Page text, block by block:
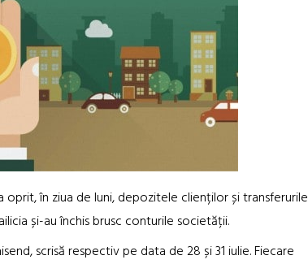
în ziua de luni, depozitele clienților și transferurile
și-au închis brusc conturile societății.
scrisă respectiv pe data de 28 și 31 iulie. Fiecare